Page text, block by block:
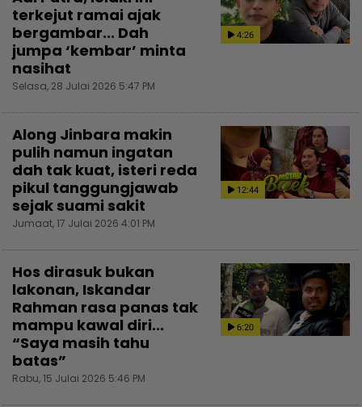
4:26
terkejut ramai ajak
bergambar... Dah
jumpa ‘kembar’ minta
nasihat
Selasa, 28 Julai 2026 5:47 PM
12:44
Along Jinbara makin
pulih namun ingatan
dah tak kuat, isteri reda
pikul tanggungjawab
sejak suami sakit
Jumaat, 17 Julai 2026 4:01 PM
6:20
Hos dirasuk bukan
lakonan, Iskandar
Rahman rasa panas tak
mampu kawal diri...
“Saya masih tahu
batas”
Rabu, 15 Julai 2026 5:46 PM